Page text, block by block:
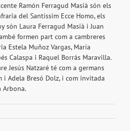
Ramón Ferragud Masià són els
del Santíssim Ecce Homo, els
són Laura Ferragud Masià i Juan
formen part com a cambreres
Estela Muñoz Vargas, María
Calaspa i Raquel Borrás Maravilla.
Jesús Natzaré té com a germans
i Adela Bresó Dolz, i com invitada
Arbona.